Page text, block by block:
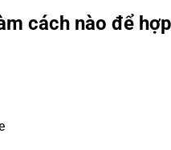
cách nào để